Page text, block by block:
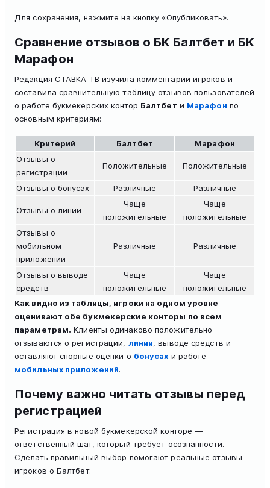
Для сохранения, нажмите на кнопку «Опубликовать».
Сравнение отзывов о БК Балтбет и БК
Марафон
Редакция СТАВКА ТВ изучила комментарии игроков и
составила сравнительную таблицу отзывов пользователей
о работе букмекерских контор Балтбет и Марафон по
основным критериям:
Критерий Балтбет
Марафон
Отзывы о
регистрации
Положительные Положительные
Отзывы о бонусах Различные Различные
Отзывы о линии
Чаще
положительные
Чаще
положительные
Отзывы о
мобильном
приложении
Различные Различные
Отзывы о выводе
средств
Чаще
положительные
Чаще
положительные
Как видно из таблицы, игроки на одном уровне
оценивают обе букмекерские конторы по всем
параметрам. Клиенты одинаково положительно
отзываются о регистрации, линии, выводе средств и
оставляют спорные оценки о бонусах и работе
мобильных приложений.
Почему важно читать отзывы перед
регистрацией
Регистрация в новой букмекерской конторе —
ответственный шаг, который требует осознанности.
Сделать правильный выбор помогают реальные отзывы
игроков о Балтбет.